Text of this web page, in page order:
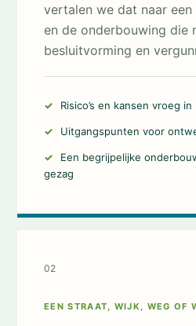
vertalen we dat naar
en de onderbouwing die
besluitvorming en
Risico’s en kansen vroeg in
Uitgangspunten voor
Een begrijpelijke
gezag
02
EEN STRAAT, WIJK, WEG OF